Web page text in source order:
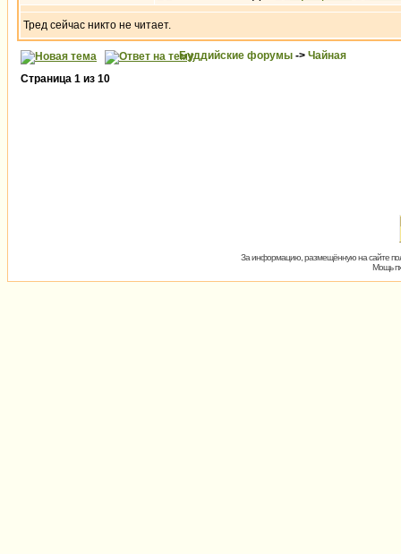
Тред сейчас никто не читает.
Буддийские форумы -> Чайная
Страница 1 из 10
За информацию, размещённую на сайте
Мощь